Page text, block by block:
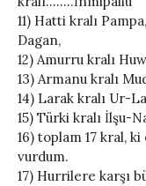
11) Hatti kralı
Dagan,
12) Amurru kralı
13) Armanu kralı
14) Larak kralı Ur-
15) Türki kralı İlşu-
16) toplam 17 kral,
vurdum.
17) Hurrilere karşı